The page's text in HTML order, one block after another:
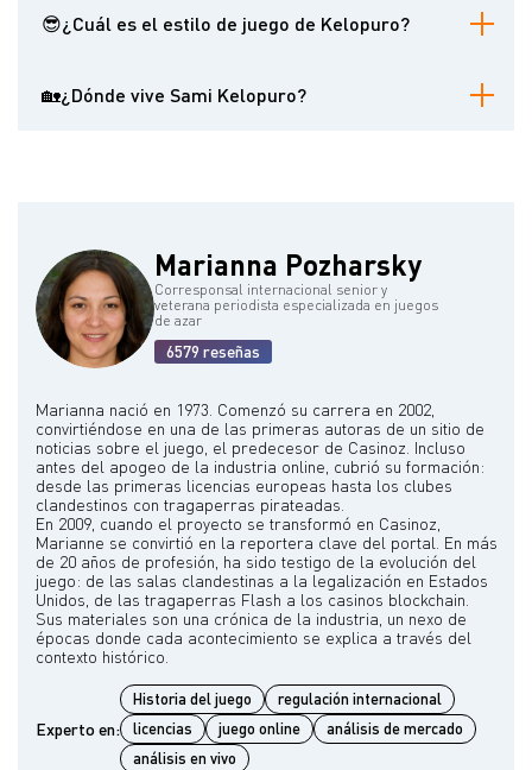
2011 por más de 500.000 $, acumular más de 23 millones de $ en
ganancias en torneos online y una victoria de 1,3 millones de $ en
😎¿Cuál es el estilo de juego de Kelopuro?
todo en las partidas de dinero de alto riesgo, en las que a
menudo participa en grandes botes y asume riesgos
🏡¿Dónde vive Sami Kelopuro?
Marianna Pozharsky
Corresponsal internacional senior y
veterana periodista especializada en juegos
de azar
6579 reseñas
Marianna nació en 1973. Comenzó su carrera en 2002,
convirtiéndose en una de las primeras autoras de un sitio de
noticias sobre el juego, el predecesor de Casinoz. Incluso
antes del apogeo de la industria online, cubrió su formación:
desde las primeras licencias europeas hasta los clubes
clandestinos con tragaperras pirateadas.
En 2009, cuando el proyecto se transformó en Casinoz,
Marianne se convirtió en la reportera clave del portal. En más
de 20 años de profesión, ha sido testigo de la evolución del
juego: de las salas clandestinas a la legalización en Estados
Unidos, de las tragaperras Flash a los casinos blockchain.
Sus materiales son una crónica de la industria, un nexo de
épocas donde cada acontecimiento se explica a través del
Experto en:
Historia del juego
regulación internacional
licencias
juego online
análisis de mercado
análisis en vivo